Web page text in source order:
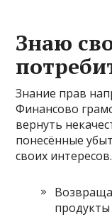
Знаю
Знание прав
Финансово
вернуть
понесённые
своих интересов.